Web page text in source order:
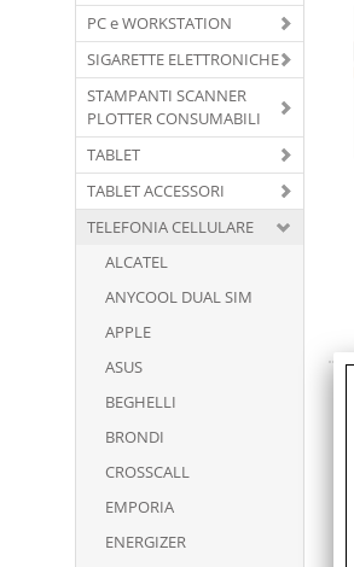
PC e WORKSTATION
SIGARETTE ELETTRONICHE
STAMPANTI SCANNER
PLOTTER CONSUMABILI
TABLET
TABLET ACCESSORI
TELEFONIA CELLULARE
ALCATEL
ANYCOOL DUAL SIM
APPLE
ASUS
BEGHELLI
BRONDI
CROSSCALL
EMPORIA
ENERGIZER